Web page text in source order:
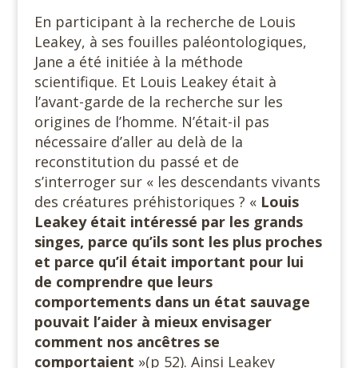
En participant à la recherche de Louis
Leakey, à ses fouilles paléontologiques,
Jane a été initiée à la méthode
scientifique. Et Louis Leakey était à
l’avant-garde de la recherche sur les
origines de l’homme. N’était-il pas
nécessaire d’aller au delà de la
reconstitution du passé et de
s’interroger sur « les descendants vivants
des créatures préhistoriques ? « Louis
Leakey était intéressé par les grands
singes, parce qu’ils sont les plus proches
et parce qu’il était important pour lui
de comprendre que leurs
comportements dans un état sauvage
pouvait l’aider à mieux envisager
comment nos ancêtres se
comportaient »(p 52). Ainsi Leakey